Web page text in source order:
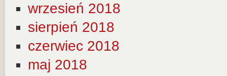
wrzesień 2018
sierpień 2018
czerwiec 2018
maj 2018